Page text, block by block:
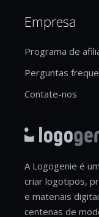
Empresa
Programa de
Perguntas
Contate-nos
A Logogenie é
criar logotipos,
e materiais
centenas de